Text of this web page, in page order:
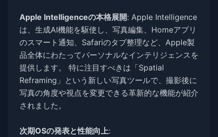
Apple Intelligenceの本格展開: Apple Intelligence
は、生成AI機能を駆使し、写真編集、Homeアプリ
のスマート通知、Safariのタブ整理など、Apple製
品全体にわたってパーソナルなインテリジェンスを
提供します。 特に注目すべきは「Spatial
Reframing」という新しい写真ツールで、撮影後に
写真の角度や視点を変更できる革新的な機能が紹介
されました。
次期OSの発表と性能向上: